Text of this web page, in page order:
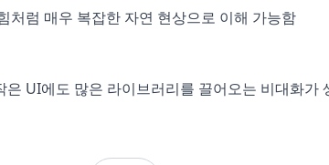
처럼 매우 복잡한 자연 현상으로 이해 가능함
UI에도 많은 라이브러리를 끌어오는 비대화가